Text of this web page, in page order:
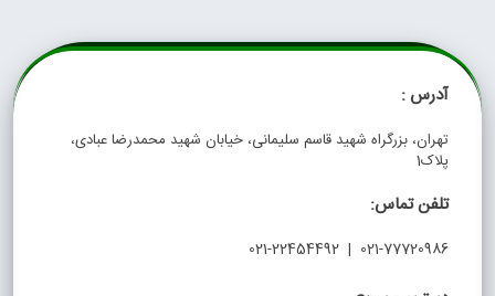
آدرس :
تهران، بزرگراه شهید قاسم سلیمانی، خیابان شهید محمدرضا عبادی،
پلاک1
تلفن تماس:
021-77720986 | 021-22454492